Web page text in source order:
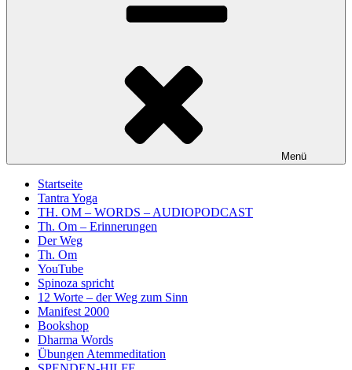
Menü
Startseite
Tantra Yoga
TH. OM – WORDS – AUDIOPODCAST
Th. Om – Erinnerungen
Der Weg
Th. Om
YouTube
Spinoza spricht
12 Worte – der Weg zum Sinn
Manifest 2000
Bookshop
Dharma Words
Übungen Atemmeditation